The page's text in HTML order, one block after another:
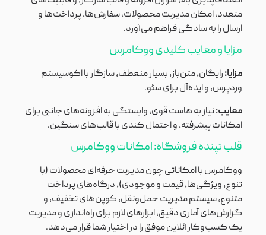
متعدد، امکان مدیریت محصولات، سفارش‌ها، پرداخت‌ها و
ارسال را به سادگی فراهم می‌آورد.
مزایا و معایب کلیدی ووکامرس
مزایا:رایگان، متن‌باز، بسیار منعطف، سازگار با اکوسیستم
وردپرس، و ایده‌آل برای سئو.
معایب:نیاز به هاست قوی، وابستگی به افزونه‌های جانبی برای
امکانات پیشرفته، و احتمال کندی با قالب‌های سنگین.
قلب تپنده فروشگاه: امکانات ووکامرس
ووکامرس با امکاناتی چون مدیریت حرفه‌ای محصولات (با
تنوع، ویژگی‌ها، قیمت و موجودی)، درگاه‌های پرداخت
متنوع، سیستم مدیریت حمل‌ونقل، کوپن‌های تخفیف، و
گزارش‌های آماری دقیق، ابزارهای لازم برای راه‌اندازی و مدیریت
یک کسب‌وکار آنلاین موفق را در اختیار شما قرار می‌دهد.